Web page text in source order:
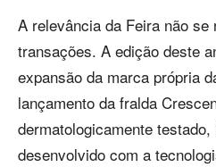
A relevância da Feira não
transações. A edição deste
expansão da marca própria
lançamento da fralda
dermatologicamente
desenvolvido com a